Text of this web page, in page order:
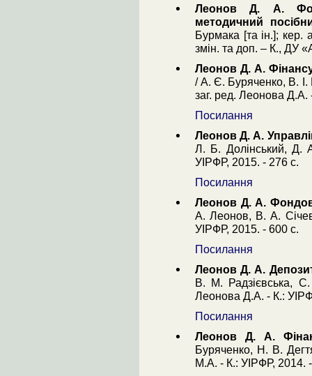
Леонов Д. А.
методичний
Бурмака [та ін.]; кер.
змін. та доп. – К., ДУ
Леонов Д. А.
/ А. Є. Буряченко, В. І.
заг. ред. Леонова Д.А.
Посилання
Леонов Д. А.
Л. Б. Долінський, Д.
УІРФР, 2015. - 276 с.
Посилання
Леонов Д. А.
А. Леонов, В. А.
УІРФР, 2015. - 600 с.
Посилання
Леонов Д. А.
В. М. Радзієвська,
Леонова Д.А. - К.:
Посилання
Леонов Д. А.
Буряченко, Н. В.
М.А. - К.: УІРФР, 2014.